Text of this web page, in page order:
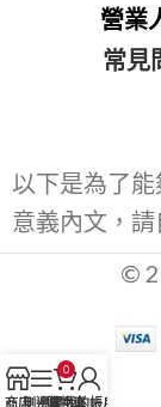
營業
常見
以下是為了
意義內文，請
©
商店側邊欄
0
購物車我的帳戶